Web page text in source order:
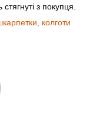
з покупця.
колготи